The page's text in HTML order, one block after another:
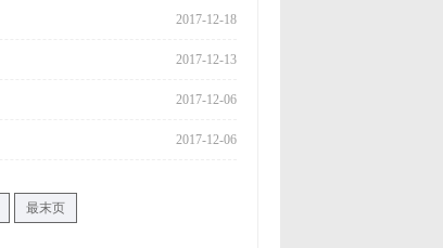
2017-12-18
2017-12-13
2017-12-06
2017-12-06
最末页